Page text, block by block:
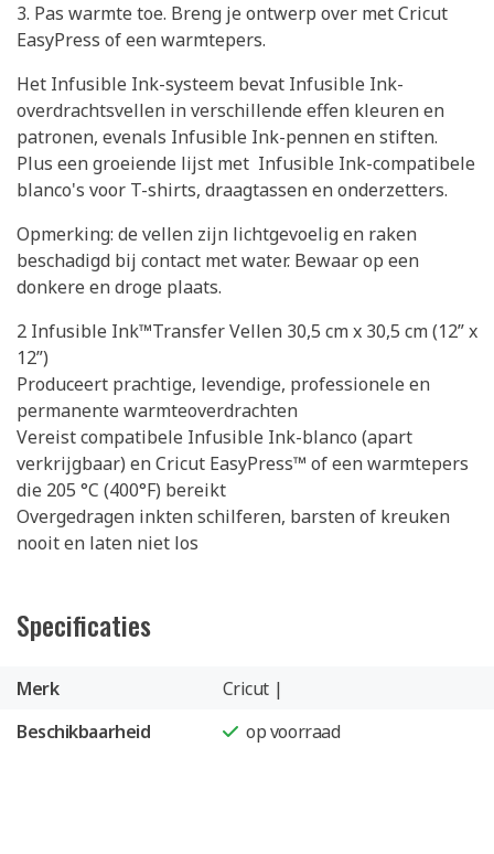
3. Pas warmte toe. Breng je ontwerp over met Cricut
EasyPress of een warmtepers.
Het Infusible Ink-systeem bevat Infusible Ink-
overdrachtsvellen in verschillende effen kleuren en
patronen, evenals Infusible Ink-pennen en stiften.
Plus een groeiende lijst met Infusible Ink-compatibele
blanco's voor T-shirts, draagtassen en onderzetters.
Opmerking: de vellen zijn lichtgevoelig en raken
beschadigd bij contact met water. Bewaar op een
donkere en droge plaats.
2 Infusible Ink™Transfer Vellen 30,5 cm x 30,5 cm (12” x
12”)
Produceert prachtige, levendige, professionele en
permanente warmteoverdrachten
Vereist compatibele Infusible Ink-blanco (apart
verkrijgbaar) en Cricut EasyPress™ of een warmtepers
die 205 °C (400°F) bereikt
Overgedragen inkten schilferen, barsten of kreuken
nooit en laten niet los
Specificaties
Merk
Cricut |
Beschikbaarheid
op voorraad